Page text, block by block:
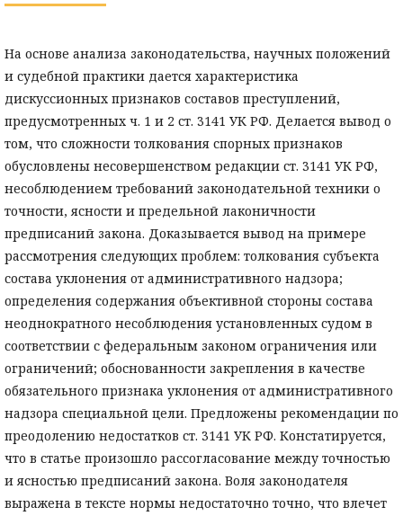
На основе анализа законодательства, научных положений
и судебной практики дается характеристика
дискуссионных признаков составов преступлений,
предусмотренных ч. 1 и 2 ст. 3141 УК РФ. Делается вывод о
том, что сложности толкования спорных признаков
обусловлены несовершенством редакции ст. 3141 УК РФ,
несоблюдением требований законодательной техники о
точности, ясности и предельной лаконичности
предписаний закона. Доказывается вывод на примере
рассмотрения следующих проблем: толкования субъекта
состава уклонения от административного надзора;
определения содержания объективной стороны состава
неоднократного несоблюдения установленных судом в
соответствии с федеральным законом ограничения или
ограничений; обоснованности закрепления в качестве
обязательного признака уклонения от административного
надзора специальной цели. Предложены рекомендации по
преодолению недостатков ст. 3141 УК РФ. Констатируется,
что в статье произошло рассогласование между точностью
и ясностью предписаний закона. Воля законодателя
выражена в тексте нормы недостаточно точно, что влечет